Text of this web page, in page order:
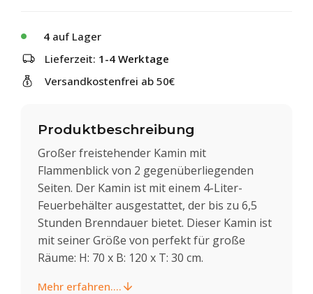
4 auf Lager
Lieferzeit: 1-4 Werktage
Versandkostenfrei ab 50€
Produktbeschreibung
Großer freistehender Kamin mit
Flammenblick von 2 gegenüberliegenden
Seiten. Der Kamin ist mit einem 4-Liter-
Feuerbehälter ausgestattet, der bis zu 6,5
Stunden Brenndauer bietet. Dieser Kamin ist
mit seiner Größe von perfekt für große
Räume: H: 70 x B: 120 x T: 30 cm.
Mehr erfahren....